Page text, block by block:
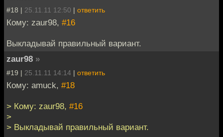
#18 | 25.11.11 12:50 | ответить
Кому: zaur98, #16
Выкладывай правильный вариант.
zaur98 »
#19 | 25.11.11 14:14 | ответить
Кому: amuck, #18
> Кому: zaur98, #16
>
> Выкладывай правильный вариант.